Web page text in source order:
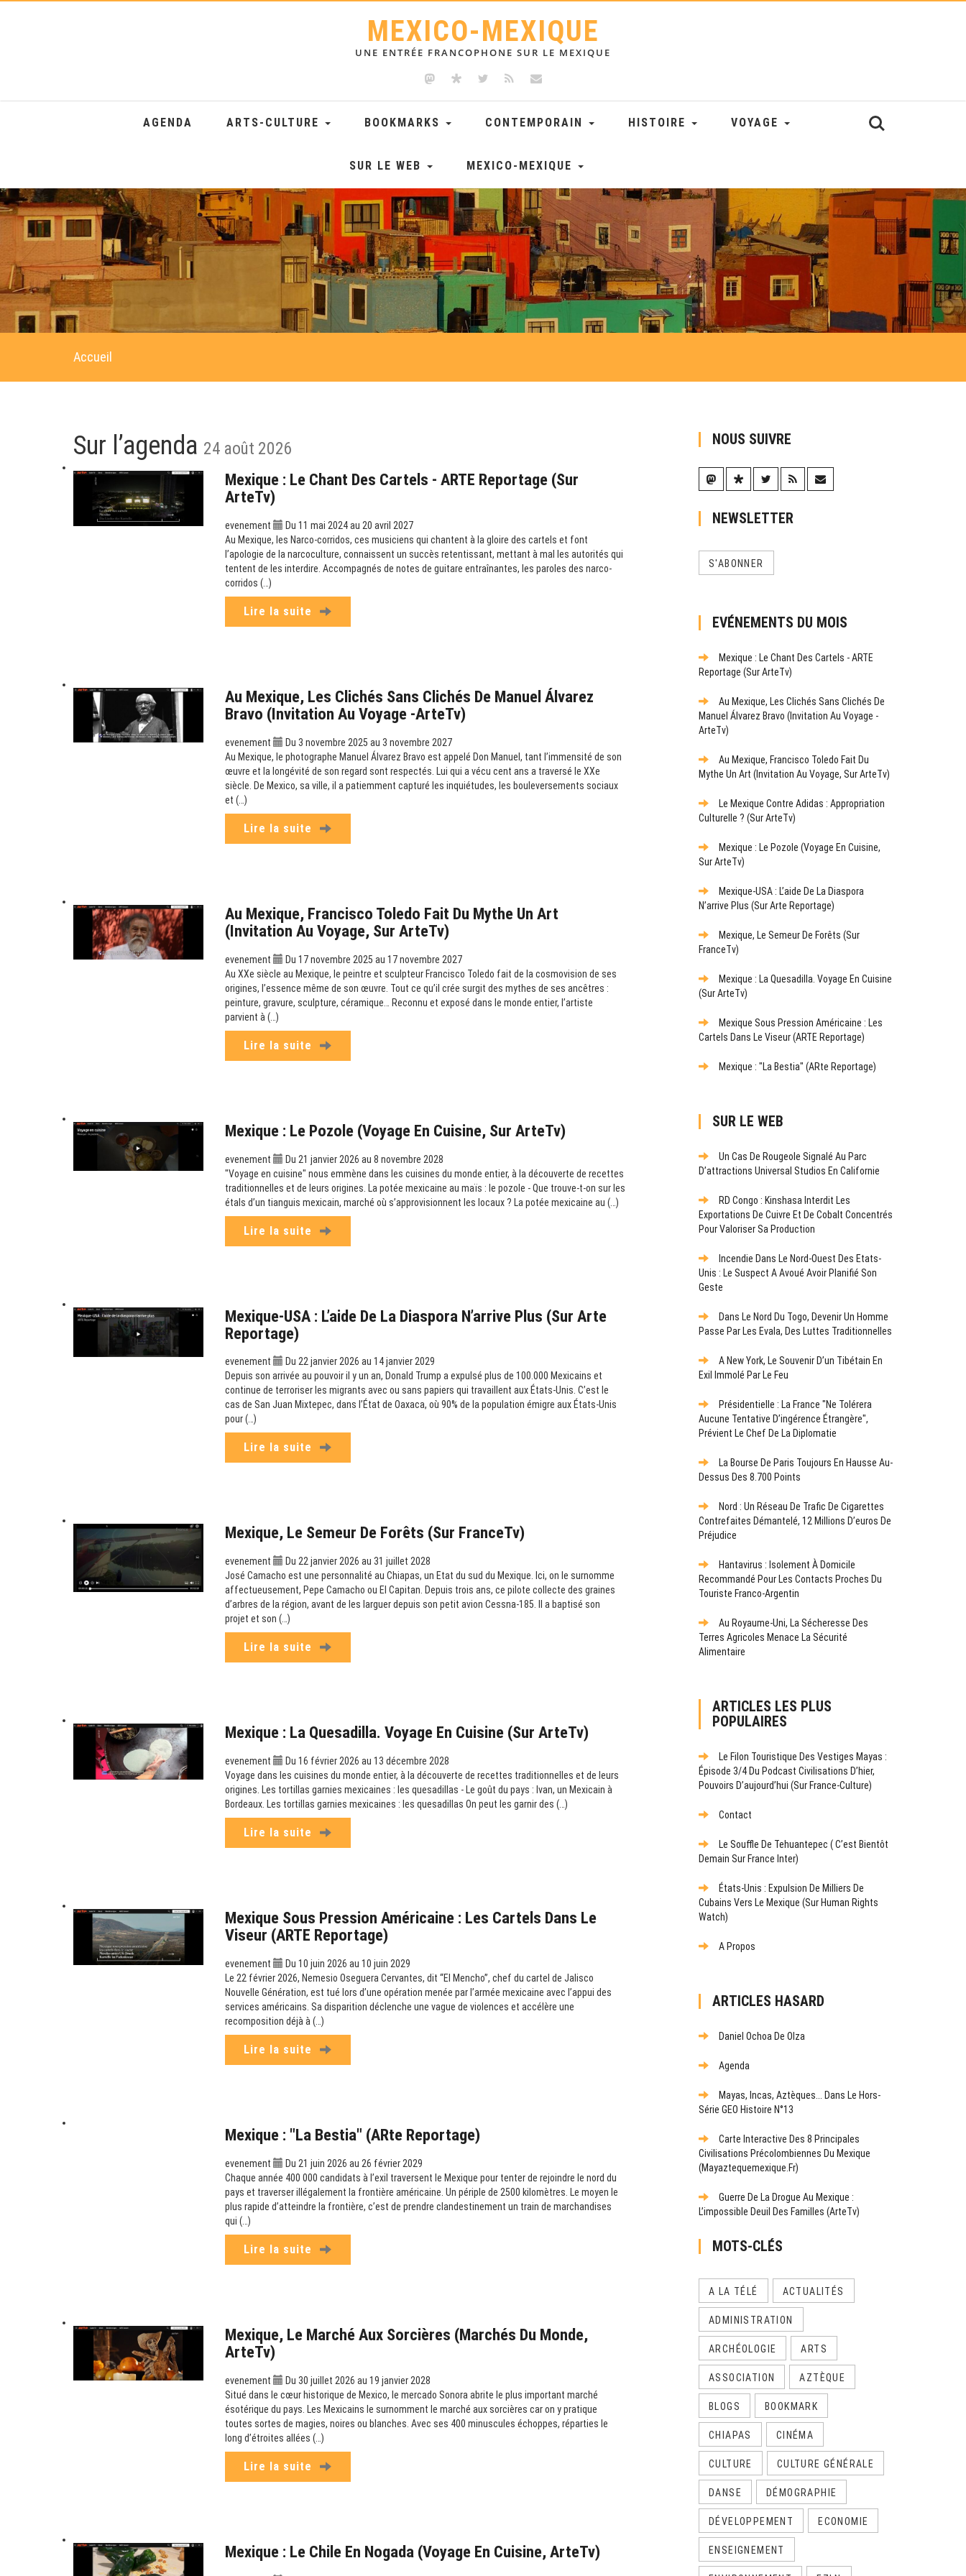
MEXICO-MEXIQUE
UNE ENTRÉE FRANCOPHONE SUR LE MEXIQUE
AGENDA ARTS-CULTURE BOOKMARKS CONTEMPORAIN HISTOIRE VOYAGE
SUR LE WEB MEXICO-MEXIQUE
Accueil
Sur l’agenda 24 août 2026
Mexique : Le Chant Des Cartels - ARTE Reportage (sur
ArteTv)
evenement
Du 11 mai 2024 au 20 avril 2027
Au Mexique, les Narco-corridos, ces musiciens qui chantent à la gloire des cartels et font
l’apologie de la narcoculture, connaissent un succès retentissant, mettant à mal les autorités qui
tentent de les interdire. Accompagnés de notes de guitare entraînantes, les paroles des narco-
corridos (…)
Lire la suite
Au Mexique, Les Clichés Sans Clichés De Manuel Álvarez
Bravo (Invitation Au Voyage -ArteTv)
evenement
Du 3 novembre 2025 au 3 novembre 2027
Au Mexique, le photographe Manuel Álvarez Bravo est appelé Don Manuel, tant l’immensité de son
œuvre et la longévité de son regard sont respectés. Lui qui a vécu cent ans a traversé le XXe
siècle. De Mexico, sa ville, il a patiemment capturé les inquiétudes, les bouleversements sociaux
et (…)
Lire la suite
Au Mexique, Francisco Toledo Fait Du Mythe Un Art
(Invitation Au Voyage, Sur ArteTv)
evenement
Du 17 novembre 2025 au 17 novembre 2027
Au XXe siècle au Mexique, le peintre et sculpteur Francisco Toledo fait de la cosmovision de ses
origines, l’essence même de son œuvre. Tout ce qu’il crée surgit des mythes de ses ancêtres :
peinture, gravure, sculpture, céramique… Reconnu et exposé dans le monde entier, l’artiste
parvient à (…)
Lire la suite
Mexique : Le Pozole (Voyage En Cuisine, Sur ArteTv)
evenement
Du 21 janvier 2026 au 8 novembre 2028
"Voyage en cuisine" nous emmène dans les cuisines du monde entier, à la découverte de recettes
traditionnelles et de leurs origines. La potée mexicaine au maïs : le pozole - Que trouve-t-on sur les
étals d’un tianguis mexicain, marché où s’approvisionnent les locaux ? La potée mexicaine au (…)
Lire la suite
Mexique-USA : L’aide De La Diaspora N’arrive Plus (sur Arte
Reportage)
evenement
Du 22 janvier 2026 au 14 janvier 2029
Depuis son arrivée au pouvoir il y un an, Donald Trump a expulsé plus de 100.000 Mexicains et
continue de terroriser les migrants avec ou sans papiers qui travaillent aux États-Unis. C’est le
cas de San Juan Mixtepec, dans l’État de Oaxaca, où 90% de la population émigre aux États-Unis
pour (…)
Lire la suite
Mexique, Le Semeur De Forêts (sur FranceTv)
evenement
Du 22 janvier 2026 au 31 juillet 2028
José Camacho est une personnalité au Chiapas, un Etat du sud du Mexique. Ici, on le surnomme
affectueusement, Pepe Camacho ou El Capitan. Depuis trois ans, ce pilote collecte des graines
d’arbres de la région, avant de les larguer depuis son petit avion Cessna-185. Il a baptisé son
projet et son (…)
Lire la suite
Mexique : La Quesadilla. Voyage En Cuisine (sur ArteTv)
evenement
Du 16 février 2026 au 13 décembre 2028
Voyage dans les cuisines du monde entier, à la découverte de recettes traditionnelles et de leurs
origines. Les tortillas garnies mexicaines : les quesadillas - Le goût du pays : Ivan, un Mexicain à
Bordeaux. Les tortillas garnies mexicaines : les quesadillas On peut les garnir des (…)
Lire la suite
Mexique Sous Pression Américaine : Les Cartels Dans Le
Viseur (ARTE Reportage)
evenement
Du 10 juin 2026 au 10 juin 2029
Le 22 février 2026, Nemesio Oseguera Cervantes, dit “El Mencho”, chef du cartel de Jalisco
Nouvelle Génération, est tué lors d’une opération menée par l’armée mexicaine avec l’appui des
services américains. Sa disparition déclenche une vague de violences et accélère une
recomposition déjà à (…)
Lire la suite
Mexique : "La Bestia" (ARte Reportage)
evenement
Du 21 juin 2026 au 26 février 2029
Chaque année 400 000 candidats à l’exil traversent le Mexique pour tenter de rejoindre le nord du
pays et traverser illégalement la frontière américaine. Un périple de 2500 kilomètres. Le moyen le
plus rapide d’atteindre la frontière, c’est de prendre clandestinement un train de marchandises
qui (…)
Lire la suite
Mexique, Le Marché Aux Sorcières (Marchés Du Monde,
ArteTv)
evenement
Du 30 juillet 2026 au 19 janvier 2028
Situé dans le cœur historique de Mexico, le mercado Sonora abrite le plus important marché
ésotérique du pays. Les Mexicains le surnomment le marché aux sorcières car on y pratique
toutes sortes de magies, noires ou blanches. Avec ses 400 minuscules échoppes, réparties le
long d’étroites allées (…)
Lire la suite
Mexique : Le Chile En Nogada (Voyage En Cuisine, ArteTv)
NOUS SUIVRE
NEWSLETTER
S'ABONNER
EVÉNEMENTS DU MOIS
Mexique : Le Chant Des Cartels - ARTE
Reportage (sur ArteTv)
Au Mexique, Les Clichés Sans Clichés De
Manuel Álvarez Bravo (Invitation Au Voyage -
ArteTv)
Au Mexique, Francisco Toledo Fait Du
Mythe Un Art (Invitation Au Voyage, Sur ArteTv)
Le Mexique Contre Adidas : Appropriation
Culturelle ? (sur ArteTv)
Mexique : Le Pozole (Voyage En Cuisine,
Sur ArteTv)
Mexique-USA : L’aide De La Diaspora
N’arrive Plus (sur Arte Reportage)
Mexique, Le Semeur De Forêts (sur
FranceTv)
Mexique : La Quesadilla. Voyage En Cuisine
(sur ArteTv)
Mexique Sous Pression Américaine : Les
Cartels Dans Le Viseur (ARTE Reportage)
Mexique : "La Bestia" (ARte Reportage)
SUR LE WEB
Un Cas De Rougeole Signalé Au Parc
D’attractions Universal Studios En Californie
RD Congo : Kinshasa Interdit Les
Exportations De Cuivre Et De Cobalt Concentrés
Pour Valoriser Sa Production
Incendie Dans Le Nord-Ouest Des Etats-
Unis : Le Suspect A Avoué Avoir Planifié Son
Geste
Dans Le Nord Du Togo, Devenir Un Homme
Passe Par Les Evala, Des Luttes Traditionnelles
A New York, Le Souvenir D’un Tibétain En
Exil Immolé Par Le Feu
Présidentielle : La France "ne Tolérera
Aucune Tentative D’ingérence Étrangère",
Prévient Le Chef De La Diplomatie
La Bourse De Paris Toujours En Hausse Au-
Dessus Des 8.700 Points
Nord : Un Réseau De Trafic De Cigarettes
Contrefaites Démantelé, 12 Millions D’euros De
Préjudice
Hantavirus : Isolement À Domicile
Recommandé Pour Les Contacts Proches Du
Touriste Franco-Argentin
Au Royaume-Uni, La Sécheresse Des
Terres Agricoles Menace La Sécurité
Alimentaire
ARTICLES LES PLUS
POPULAIRES
Le Filon Touristique Des Vestiges Mayas :
Épisode 3/4 Du Podcast Civilisations D’hier,
Pouvoirs D’aujourd’hui (sur France-Culture)
Contact
Le Souffle De Tehuantepec ( C’est Bientôt
Demain Sur France Inter)
États-Unis : Expulsion De Milliers De
Cubains Vers Le Mexique (sur Human Rights
Watch)
A Propos
ARTICLES HASARD
Daniel Ochoa De Olza
Agenda
Mayas, Incas, Aztèques... Dans Le Hors-
Série GEO Histoire N°13
Carte Interactive Des 8 Principales
Civilisations Précolombiennes Du Mexique
(mayaztequemexique.fr)
Guerre De La Drogue Au Mexique :
L’impossible Deuil Des Familles (ArteTv)
MOTS-CLÉS
A LA TÉLÉ ACTUALITÉS
ADMINISTRATION
ARCHÉOLOGIE ARTS
ASSOCIATION AZTÈQUE
BLOGS BOOKMARK
CHIAPAS CINÉMA
CULTURE CULTURE GÉNÉRALE
DANSE DÉMOGRAPHIE
DÉVELOPPEMENT ECONOMIE
ENSEIGNEMENT